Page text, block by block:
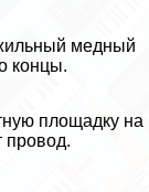
медный
концы.
площадку на
провод.